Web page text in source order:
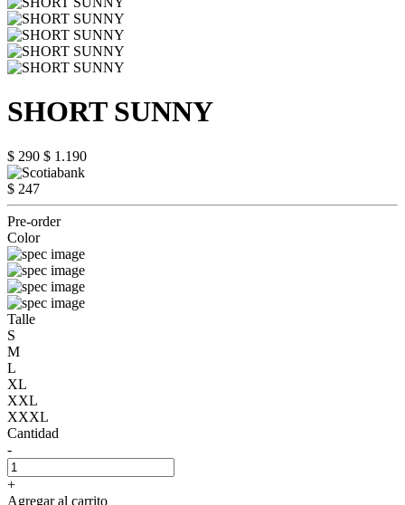
SHORT SUNNY
$ 290 $ 1.190
$ 247
Pre-order
Color
Talle
S
M
L
XL
XXL
XXXL
Cantidad
-
+
Agregar al carrito